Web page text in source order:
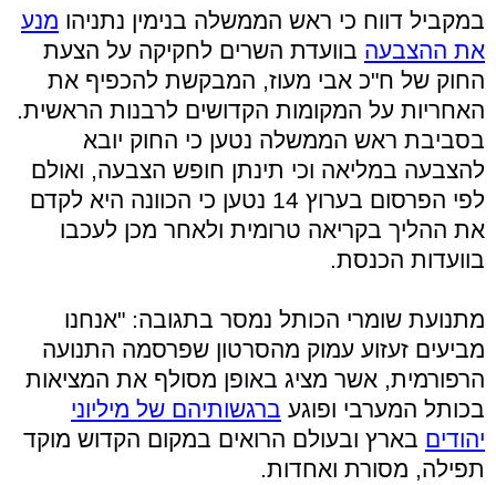
במקביל דווח כי ראש הממשלה בנימין נתניהו מנע
את ההצבעה בוועדת השרים לחקיקה על הצעת
החוק של ח"כ אבי מעוז, המבקשת להכפיף את
האחריות על המקומות הקדושים לרבנות הראשית.
בסביבת ראש הממשלה נטען כי החוק יובא
להצבעה במליאה וכי תינתן חופש הצבעה, ואולם
לפי הפרסום בערוץ 14 נטען כי הכוונה היא לקדם
את ההליך בקריאה טרומית ולאחר מכן לעכבו
בוועדות הכנסת.
מתנועת שומרי הכותל נמסר בתגובה: "אנחנו
מביעים זעזוע עמוק מהסרטון שפרסמה התנועה
הרפורמית, אשר מציג באופן מסולף את המציאות
בכותל המערבי ופוגע ברגשותיהם של מיליוני
יהודים בארץ ובעולם הרואים במקום הקדוש מוקד
תפילה, מסורת ואחדות.